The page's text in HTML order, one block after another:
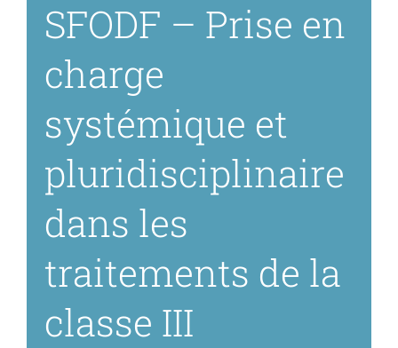
SFODF – Prise en
charge
systémique et
pluridisciplinaire
dans les
traitements de la
classe III